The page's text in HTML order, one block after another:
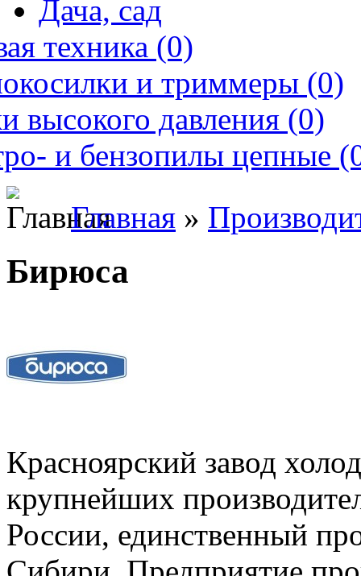
Дача, сад
техника (0)
и триммеры (0)
высокого давления (0)
и бензопилы цепные
Главная »
Бирюса
Красноярский завод
крупнейших
России, единственный